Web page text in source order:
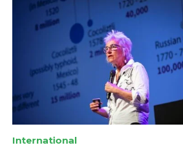
International